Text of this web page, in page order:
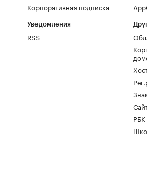
Корпоративная подписка
Уведомления
RSS